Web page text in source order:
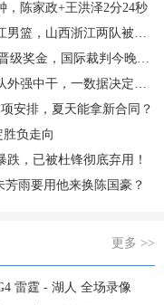
，陈家政+王洪泽2分24秒
，山西浙江两队被处罚
今晚入场，徐杰崔永熙盼迎来爆发
中干，一数据决定胜负
安排，夏天能拿新合同？
负走向
，已被杜锋彻底弃用！
雨要用他来换陈国豪？
更多 >>
雷霆 - 湖人 全场录像